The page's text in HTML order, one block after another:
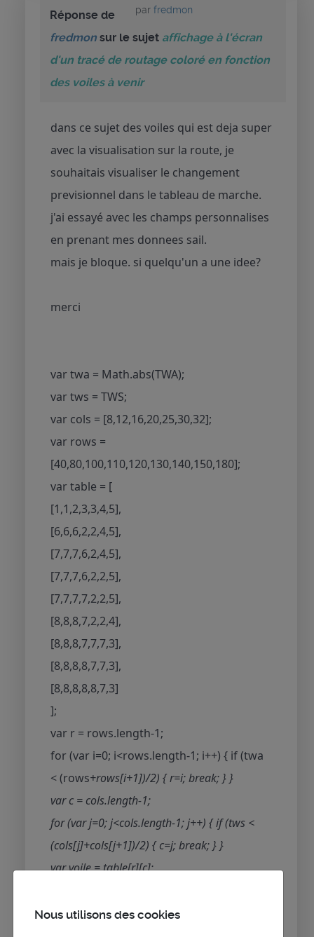
par fredmon
Réponse de
fredmon sur le sujet affichage à l'écran
d'un tracé de routage coloré en fonction
des voiles à venir
dans ce sujet des voiles qui est deja super
avec la visualisation sur la route, je
souhaitais visualiser le changement
previsionnel dans le tableau de marche.
j'ai essayé avec les champs personnalises
en prenant mes donnees sail.
mais je bloque. si quelqu'un a une idee?
merci
var twa = Math.abs(TWA);
var tws = TWS;
var cols = [8,12,16,20,25,30,32];
var rows =
[40,80,100,110,120,130,140,150,180];
var table = [
[1,1,2,3,3,4,5],
[6,6,6,2,2,4,5],
[7,7,7,6,2,4,5],
[7,7,7,6,2,2,5],
[7,7,7,7,2,2,5],
[8,8,8,7,2,2,4],
[8,8,8,7,7,7,3],
[8,8,8,8,7,7,3],
[8,8,8,8,8,7,3]
];
var r = rows.length-1;
for (var i=0; i<rows.length-1; i++) { if (twa
< (rows+rows[i+1])/2) { r=i; break; } }
var c = cols.length-1;
for (var j=0; j<cols.length-1; j++) { if (tws <
(cols[j]+cols[j+1])/2) { c=j; break; } }
var voile = table[r][c];
if (PERM_1 !== voile && PERM_1 !== 0 &&
Nous utilisons des cookies